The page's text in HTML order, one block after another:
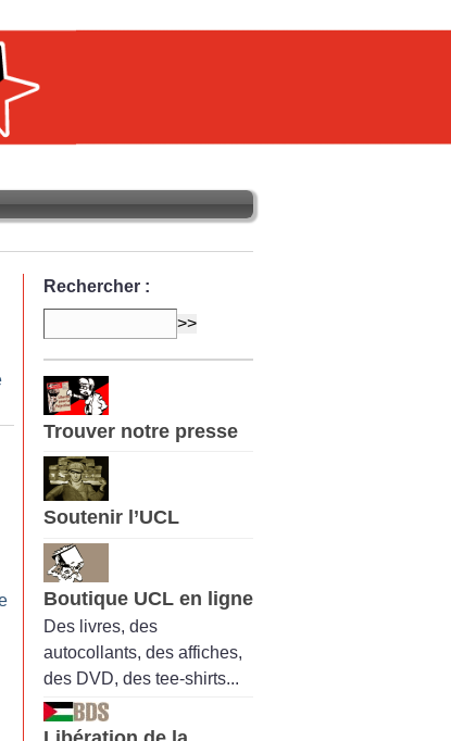
Rechercher :
Trouver notre presse
Soutenir l’UCL
Boutique UCL en ligne
Des livres, des
autocollants, des affiches,
des DVD, des tee-shirts...